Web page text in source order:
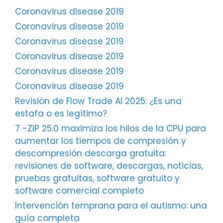
Coronavirus disease 2019
Coronavirus disease 2019
Coronavirus disease 2019
Coronavirus disease 2019
Coronavirus disease 2019
Coronavirus disease 2019
Revisión de Flow Trade AI 2025: ¿Es una
estafa o es legítimo?
7 -ZIP 25.0 maximiza los hilos de la CPU para
aumentar los tiempos de compresión y
descompresión descarga gratuita:
revisiones de software, descargas, noticias,
pruebas gratuitas, software gratuito y
software comercial completo
Intervención temprana para el autismo: una
guía completa